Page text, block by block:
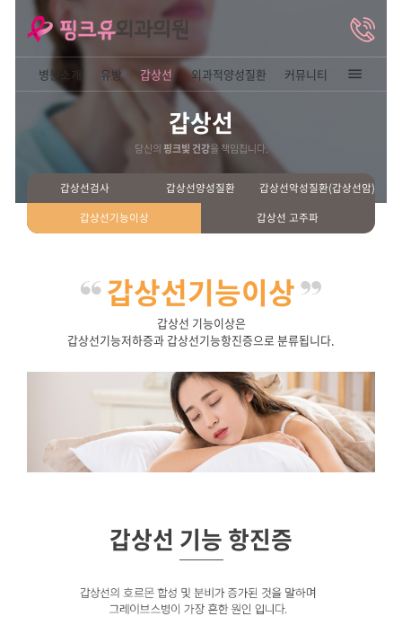
병원소개 유방 갑상선
갑상선
당신의핑크빛 건강을 책임집니
갑상선검사 갑상선양성질환
갑상선기능이상
갑상선기능
갑상선기능저하증과 갑상선기능항진증